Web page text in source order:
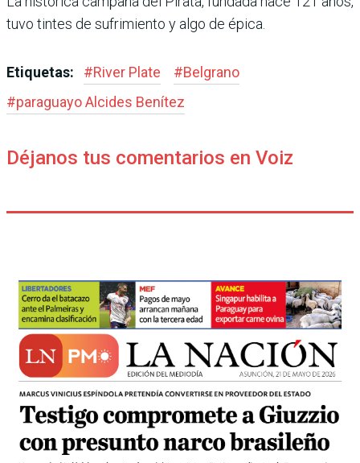
tuvo tintes de sufrimiento y algo de épica.
Etiquetas: #River Plate #Belgrano
#paraguayo Alcides Benítez
Déjanos tus comentarios en Voiz